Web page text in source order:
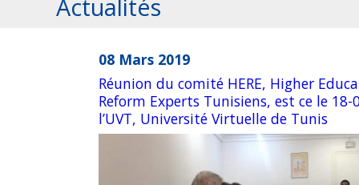
Etudiants
Enseignement Supérieur
Erasmus+ & Appels
Le programme Erasmus+
Appels ouverts pour la Tunisie
Actualités
08 Mars 2019
Réunion du comité HERE, Higher
Reform Experts Tunisiens, est ce le 18-
l’UVT, Université Virtuelle de Tunis